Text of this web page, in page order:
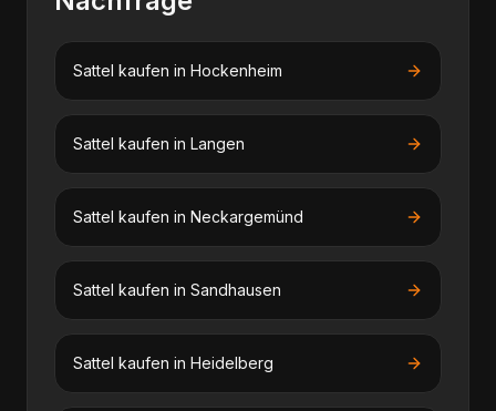
Sattel kaufen in Hockenheim
Sattel kaufen in Langen
Sattel kaufen in Neckargemünd
Sattel kaufen in Sandhausen
Sattel kaufen in Heidelberg